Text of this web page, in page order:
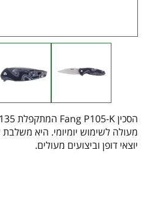
מעולה לשימוש יומיומי. היא
יוצאי דופן וביצועים מעולים.